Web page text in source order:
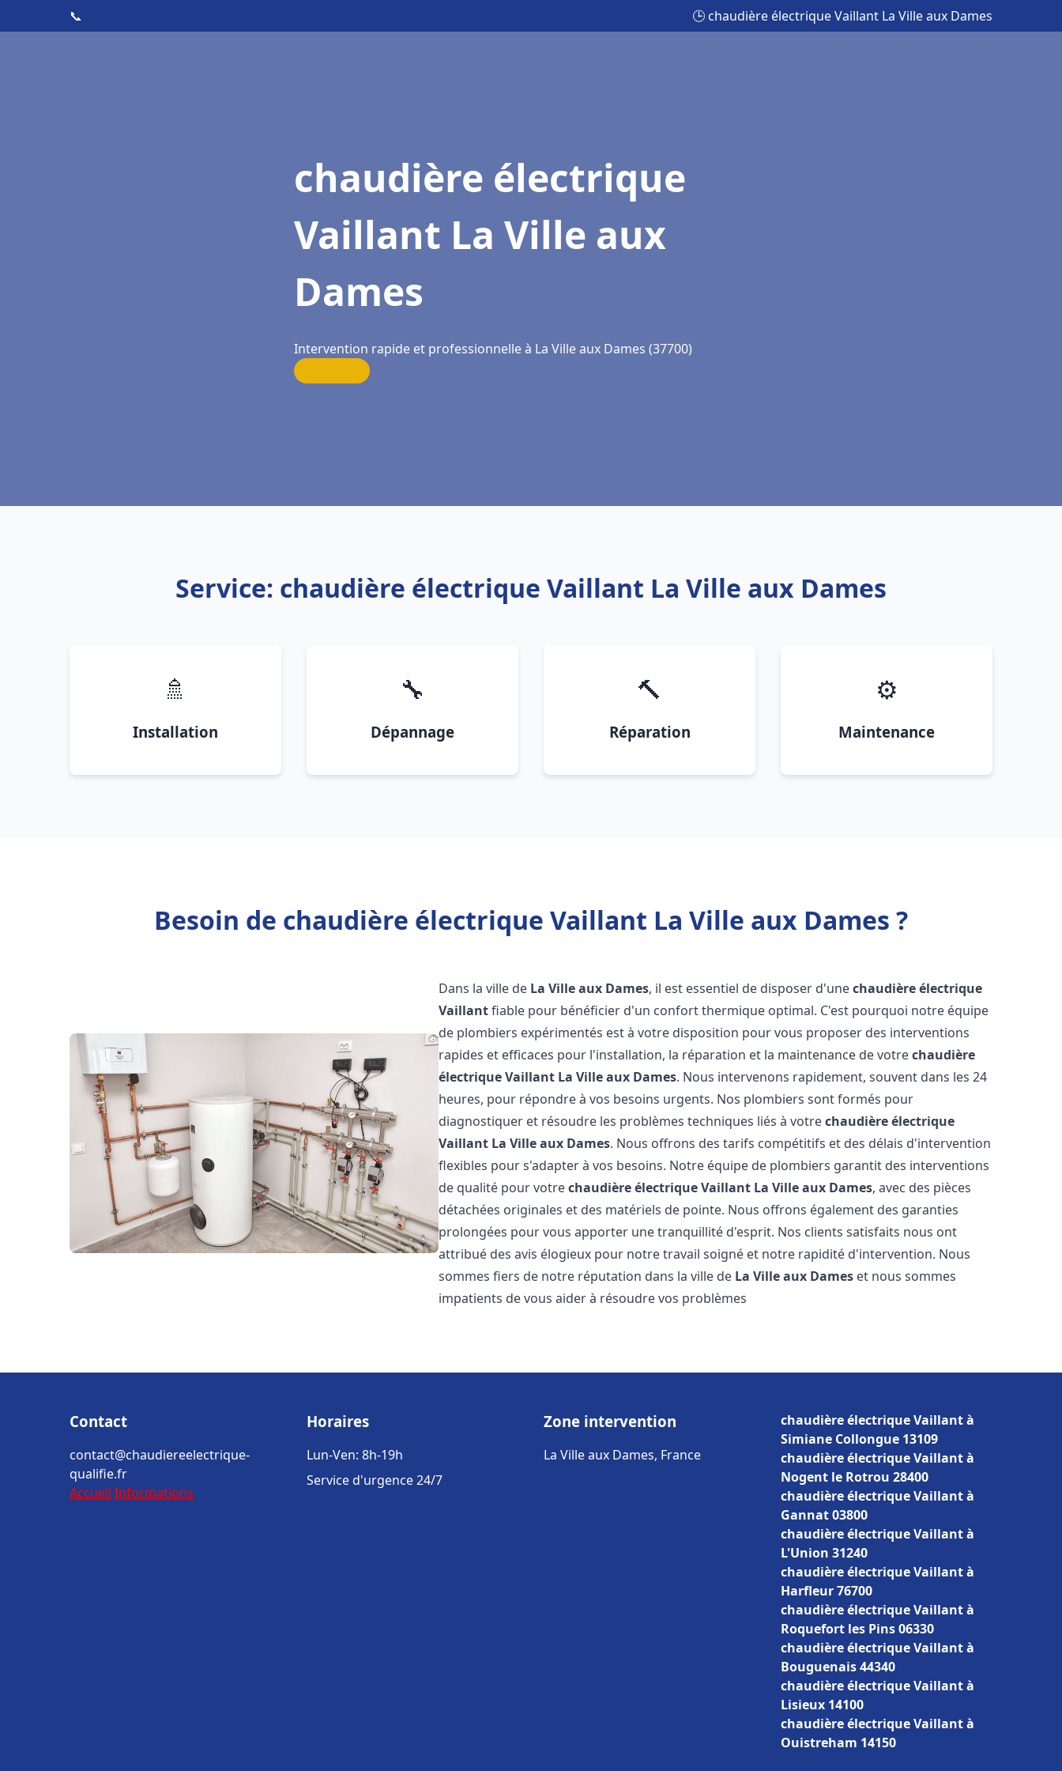
📞 🕒 chaudière électrique Vaillant La Ville aux Dames
chaudière électrique
Vaillant La Ville aux
Dames
Intervention rapide et professionnelle à La Ville aux Dames (37700)
Service: chaudière électrique Vaillant La Ville aux Dames
🚿
Installation
🔧
Dépannage
🔨
Réparation
⚙️
Maintenance
Besoin de chaudière électrique Vaillant La Ville aux Dames ?
Dans la ville de La Ville aux Dames, il est essentiel de disposer d'unechaudière électrique
Vaillantfiable pour bénéficier d'un confort thermique optimal. C'est pourquoi notre équipe
de plombiers expérimentés est à votre disposition pour vous proposer des interventions
rapides et efficaces pour l'installation, la réparation et la maintenance de votrechaudière
électrique Vaillant La Ville aux Dames. Nous intervenons rapidement, souvent dans les 24
heures, pour répondre à vos besoins urgents. Nos plombiers sont formés pour
diagnostiquer et résoudre les problèmes techniques liés à votrechaudière électrique
Vaillant La Ville aux Dames. Nous offrons des tarifs compétitifs et des délais d'intervention
flexibles pour s'adapter à vos besoins. Notre équipe de plombiers garantit des interventions
de qualité pour votrechaudière électrique Vaillant La Ville aux Dames, avec des pièces
détachées originales et des matériels de pointe. Nous offrons également des garanties
prolongées pour vous apporter une tranquillité d'esprit. Nos clients satisfaits nous ont
attribué des avis élogieux pour notre travail soigné et notre rapidité d'intervention. Nous
sommes fiers de notre réputation dans la ville de La Ville aux Dames et nous sommes
impatients de vous aider à résoudre vos problèmes
Contact
contact@chaudiereelectrique-
qualifie.fr
Accueil Informations
Horaires
Lun-Ven: 8h-19h
Service d'urgence 24/7
Zone intervention
La Ville aux Dames, France
chaudière électrique Vaillant à
Simiane Collongue 13109
chaudière électrique Vaillant à
Nogent le Rotrou 28400
chaudière électrique Vaillant à
Gannat 03800
chaudière électrique Vaillant à
L'Union 31240
chaudière électrique Vaillant à
Harfleur 76700
chaudière électrique Vaillant à
Roquefort les Pins 06330
chaudière électrique Vaillant à
Bouguenais 44340
chaudière électrique Vaillant à
Lisieux 14100
chaudière électrique Vaillant à
Ouistreham 14150